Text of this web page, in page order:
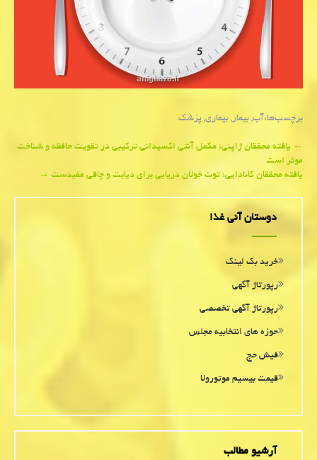
برچسب‌ها:آب,بیمار,بیماری,پزشك
Post
navigation
←یافته محققان ژاپنی؛ مکمل آنتی اکسیدانی ترکیبی در تقویت حافظه و شناخت
موثر است
یافته محققان كانادایی؛ توت خولان دریایی برای دیابت و چاقی مفیدست→
دوستان آنی غذا
خرید بک لینک
رپورتاژ آگهی
رپورتاژ آگهی تخصصی
حوزه های انتخابیه مجلس
فیش حج
قیمت بیسیم موتورولا
آرشیو مطالب